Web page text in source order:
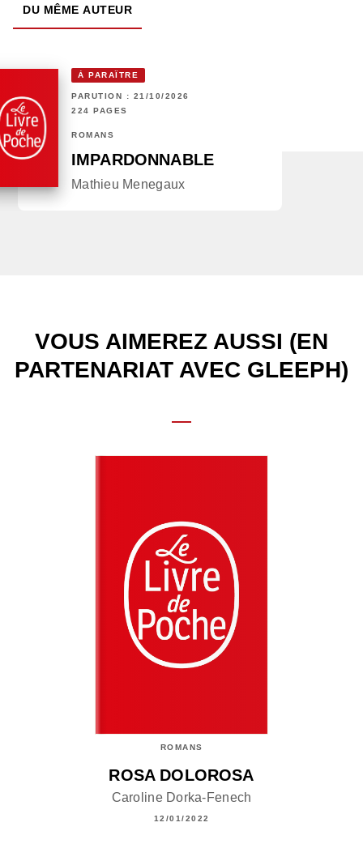
DU MÊME AUTEUR
À PARAÎTRE
PARUTION : 21/10/2026
224 PAGES
ROMANS
IMPARDONNABLE
Mathieu Menegaux
VOUS AIMEREZ AUSSI (EN
PARTENARIAT AVEC GLEEPH)
ROMANS
ROSA DOLOROSA
Caroline Dorka-Fenech
12/01/2022